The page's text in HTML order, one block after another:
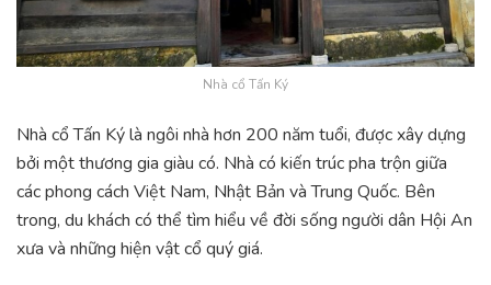
Nhà cổ Tấn Ký
Nhà cổ Tấn Ký là ngôi nhà hơn 200 năm tuổi, được xây dựng
bởi một thương gia giàu có. Nhà có kiến trúc pha trộn giữa
các phong cách Việt Nam, Nhật Bản và Trung Quốc. Bên
trong, du khách có thể tìm hiểu về đời sống người dân Hội An
xưa và những hiện vật cổ quý giá.